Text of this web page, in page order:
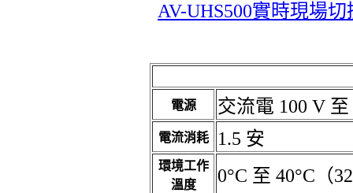
AV-UHS500實時現場
電源 交流電 100 V
電流消耗 1.5 安
環境工作
溫度
0°C 至 40°C（